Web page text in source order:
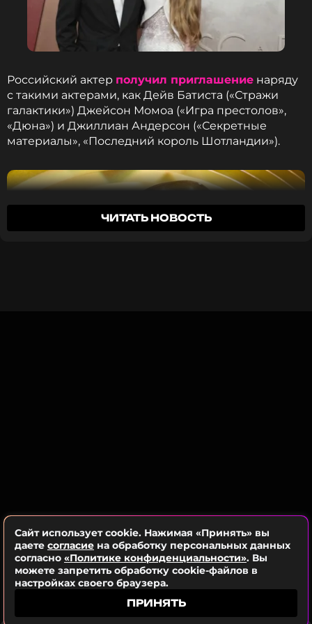
ФОТО: ТАСС
Читайте нас в Одноклассниках,
чтобы оставаться в курсе событий
ПОДПИСАТЬСЯ
ССЫЛКА
Российский актер получил приглашение наряду
с такими актерами, как Дейв Батиста («Стражи
галактики») Джейсон Момоа («Игра престолов»,
«Дюна») и Джиллиан Андерсон («Секретные
материалы», «Последний король Шотландии»).
На 97-й церемонии вручения кинопремии в Лос-
Анджелесе Борисова номинировали на «Оскар»
как лучшего актера второго плана за роль
в фильме «Анора» Шона Бейкера, но статуэтка
досталась Кирану Калкину. Всего в состав
Киноакадемии приглашены 534
ЧИТАТЬ НОВОСТЬ
Сайт использует cookie. Нажимая «Принять» вы
даете согласие на обработку персональных данных
согласно «Политике конфиденциальности». Вы
можете запретить обработку cookie-файлов в
настройках своего браузера.
ПРИНЯТЬ